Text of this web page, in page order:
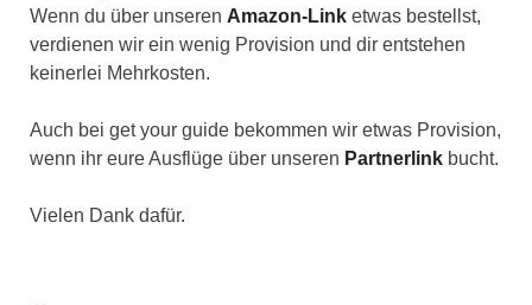
Wenn du über unseren Amazon-Link etwas bestellst,
verdienen wir ein wenig Provision und dir entstehen
keinerlei Mehrkosten.
Auch bei get your guide bekommen wir etwas Provision,
wenn ihr eure Ausflüge über unseren Partnerlink bucht.
Vielen Dank dafür.